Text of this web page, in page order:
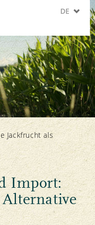
DE
IT
EN
ES
Jackfrucht als
Import: